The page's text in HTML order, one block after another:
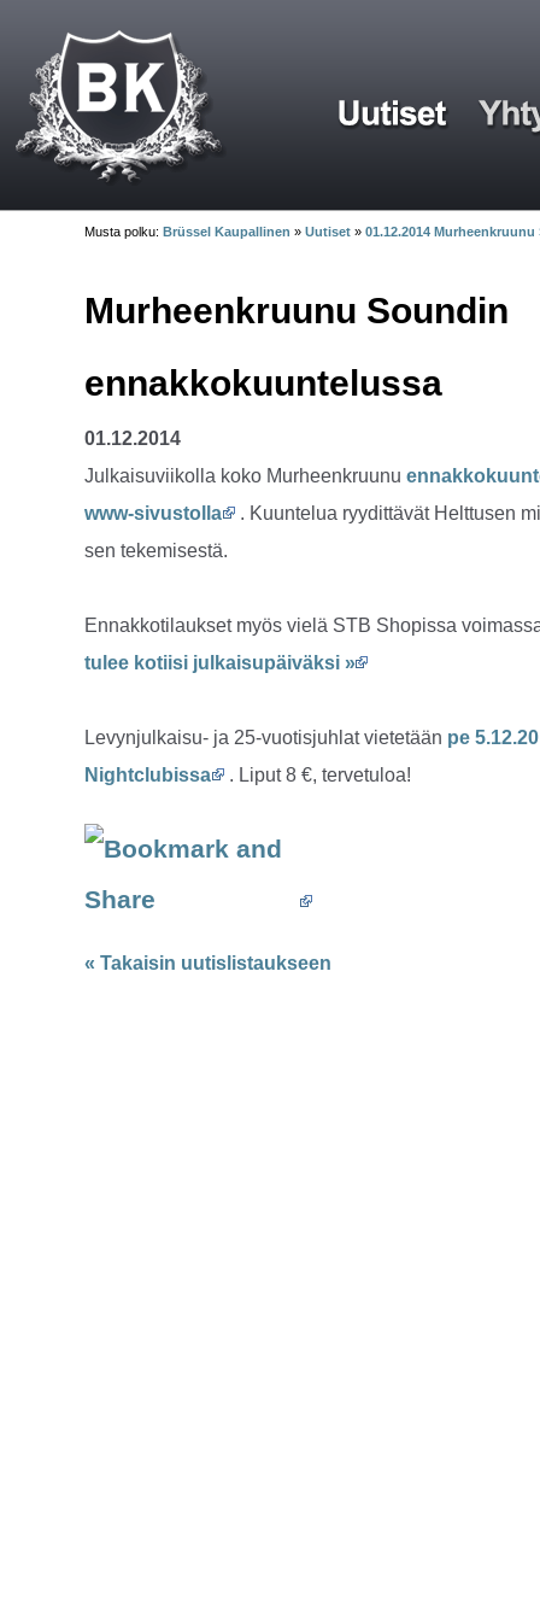
Musta polku: Brüssel Kaupallinen » Uutiset » 01.12.2014
Murheenkruunu Soundin
ennakkokuuntelussa
01.12.2014
Julkaisuviikolla koko Murheenkruunu
www-sivustolla
. Kuuntelua ryydittävät Helttusen
sen tekemisestä.
Ennakkotilaukset myös vielä STB Shopissa
tulee kotiisi julkaisupäiväksi »
Levynjulkaisu- ja 25-vuotisjuhlat vietetään pe
Nightclubissa
. Liput 8 €, tervetuloa!
« Takaisin uutislistaukseen